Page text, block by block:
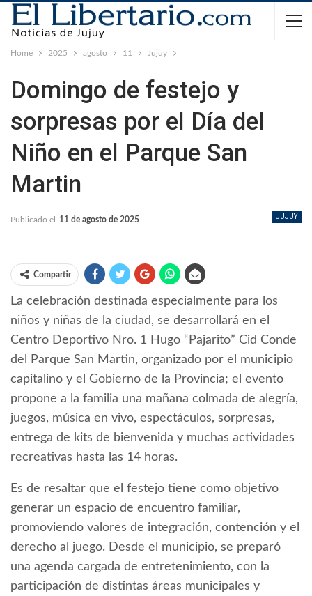
Home 2025 agosto 11 Jujuy
Domingo de festejo y
sorpresas por el Día del
Niño en el Parque San
Martin
JUJUY
Publicado el 11 de agosto de 2025
Compartir
La celebración destinada especialmente para los
niños y niñas de la ciudad, se desarrollará en el
Centro Deportivo Nro. 1 Hugo “Pajarito” Cid Conde
del Parque San Martin, organizado por el municipio
capitalino y el Gobierno de la Provincia; el evento
propone a la familia una mañana colmada de alegría,
juegos, música en vivo, espectáculos, sorpresas,
entrega de kits de bienvenida y muchas actividades
recreativas hasta las 14 horas.
Es de resaltar que el festejo tiene como objetivo
generar un espacio de encuentro familiar,
promoviendo valores de integración, contención y el
derecho al juego. Desde el municipio, se preparó
una agenda cargada de entretenimiento, con la
participación de distintas áreas municipales y